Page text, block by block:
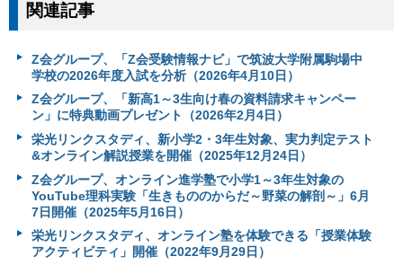
関連記事
Z会グループ、「Z会受験情報ナビ」で筑波大学附属駒場中
学校の2026年度入試を分析（2026年4月10日）
Z会グループ、「新高1～3生向け春の資料請求キャンペー
ン」に特典動画プレゼント（2026年2月4日）
栄光リンクスタディ、新小学2・3年生対象、実力判定テスト
&オンライン解説授業を開催（2025年12月24日）
Z会グループ、オンライン進学塾で小学1～3年生対象の
YouTube理科実験「生きもののからだ～野菜の解剖～」6月
7日開催（2025年5月16日）
栄光リンクスタディ、オンライン塾を体験できる「授業体験
アクティビティ」開催（2022年9月29日）